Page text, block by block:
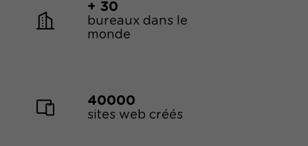
+ 30
bureaux dans le
monde
40000
sites web créés